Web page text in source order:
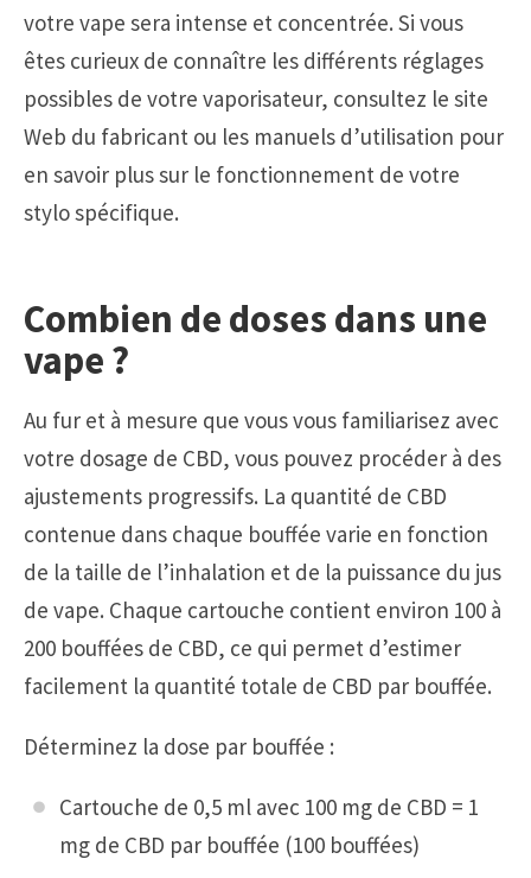
votre vape sera intense et concentrée. Si vous
êtes curieux de connaître les différents réglages
possibles de votre vaporisateur, consultez le site
Web du fabricant ou les manuels d’utilisation pour
en savoir plus sur le fonctionnement de votre
stylo spécifique.
Combien de doses dans une
vape ?
Au fur et à mesure que vous vous familiarisez avec
votre dosage de CBD, vous pouvez procéder à des
ajustements progressifs. La quantité de CBD
contenue dans chaque bouffée varie en fonction
de la taille de l’inhalation et de la puissance du jus
de vape. Chaque cartouche contient environ 100 à
200 bouffées de CBD, ce qui permet d’estimer
facilement la quantité totale de CBD par bouffée.
Déterminez la dose par bouffée :
Cartouche de 0,5 ml avec 100 mg de CBD = 1
mg de CBD par bouffée (100 bouffées)